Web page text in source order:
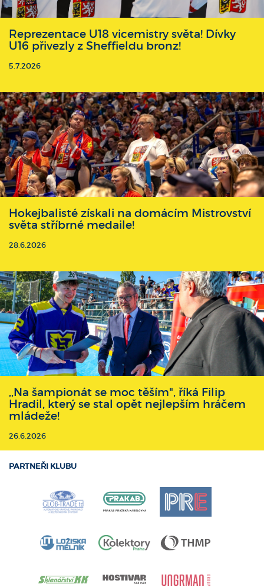
Reprezentace U18 vicemistry světa! Dívky
U16 přivezly z Sheffieldu bronz!
5.7.2026
Hokejbalisté získali na domácím Mistrovství
světa stříbrné medaile!
28.6.2026
,,Na šampionát se moc těším", říká Filip
Hradil, který se stal opět nejlepším hráčem
mládeže!
26.6.2026
PARTNEŘI KLUBU